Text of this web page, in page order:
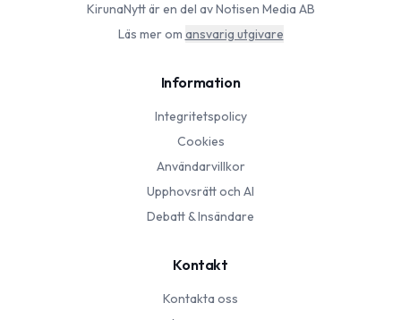
KirunaNyttär en del av Notisen Media AB
Läs mer om ansvarig utgivare
Information
Integritetspolicy
Cookies
Användarvillkor
Upphovsrätt och AI
Debatt & Insändare
Kontakt
Kontakta oss